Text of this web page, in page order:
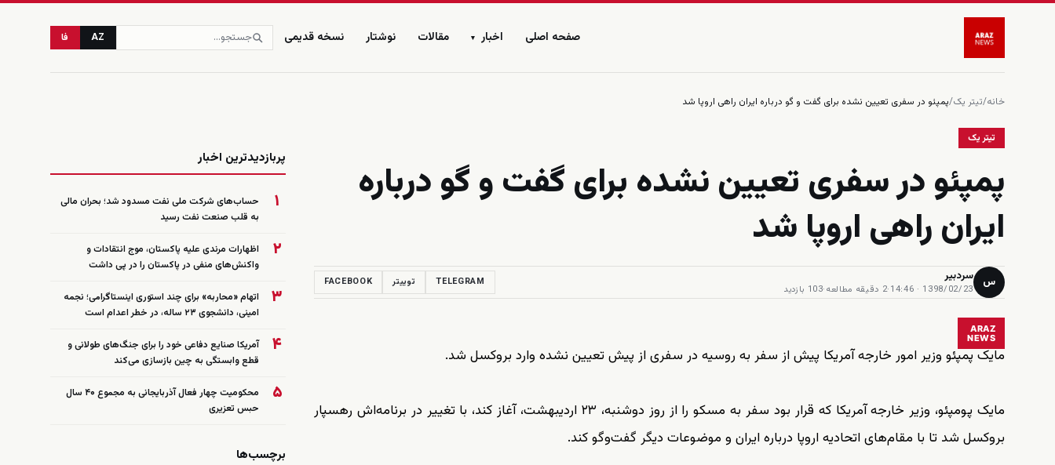
صفحه اصلی اخبار ▾ مقالات نوشتار نسخه قدیمی AZ فا
خانه/تیتر یک/پمپئو در سفری تعیین نشده برای گفت و گو درباره ایران راهی اروپا شد
تیتر یک
پمپئو در سفری تعیین نشده برای گفت و گو درباره
ایران راهی اروپا شد
س سردبیر
1398/02/23 · 14:46
·2 دقیقه مطالعه ·103 بازدید
TELEGRAM توییتر FACEBOOK
ARAZ
NEWS
مایک پمپئو وزیر امور خارجه آمریکا پیش از سفر به روسیه در سفری از پیش تعیین نشده وارد بروکسل شد.
مایک پومپئو، وزیر خارجه آمریکا که قرار بود سفر به مسکو را از روز دوشنبه، ۲۳ اردیبهشت، آغاز کند، با تغییر در برنامه‌اش رهسپار
بروکسل شد تا با مقام‌های اتحادیه اروپا درباره ایران و موضوعات دیگر گفت‌وگو کند.
پربازدیدترین اخبار
۱
حساب‌های شرکت ملی نفت مسدود شد؛ بحران مالی
به قلب صنعت نفت رسید
۲
اظهارات مرندی علیه پاکستان، موج انتقادات و
واکنش‌های منفی در پاکستان را در پی داشت
۳
اتهام «محاربه» برای چند استوری اینستاگرامی؛ نجمه
امینی، دانشجوی ۲۳ ساله، در خطر اعدام است
۴
آمریکا صنایع دفاعی خود را برای جنگ‌های طولانی و
قطع وابستگی به چین بازسازی می‌کند
۵
محکومیت چهار فعال آذربایجانی به مجموع ۴۰ سال
حبس تعزیری
برچسب‌ها